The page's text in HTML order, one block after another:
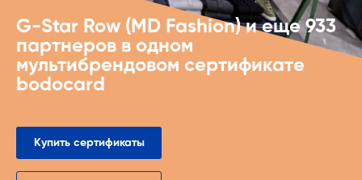
G-Star Row (MD Fashion) и еще 933
партнеров в одном
мультибрендовом сертификате
bodocard
Купить сертификаты